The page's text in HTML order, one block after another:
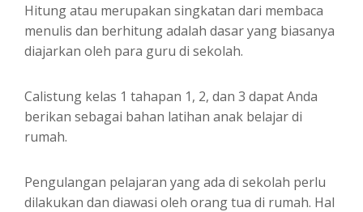
Hitung atau merupakan singkatan dari membaca
menulis dan berhitung adalah dasar yang biasanya
diajarkan oleh para guru di sekolah.
Calistung kelas 1 tahapan 1, 2, dan 3 dapat Anda
berikan sebagai bahan latihan anak belajar di
rumah.
Pengulangan pelajaran yang ada di sekolah perlu
dilakukan dan diawasi oleh orang tua di rumah. Hal